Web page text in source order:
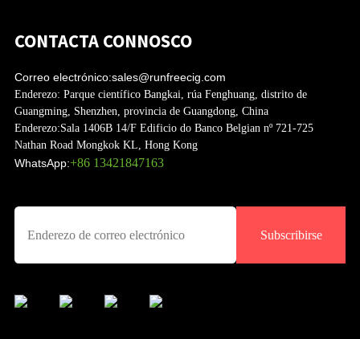
CONTACTA CONNOSCO
Correo electrónico:sales@runfreecig.com
Enderezo: Parque científico Bangkai, rúa Fenghuang, distrito de
Guangming, Shenzhen, provincia de Guangdong, China
Enderezo:Sala 1406B 14/F Edificio do Banco Belgian nº 721-725
Nathan Road Mongkok KL, Hong Kong
WhatsApp:+86 13421847163
Subscribirse